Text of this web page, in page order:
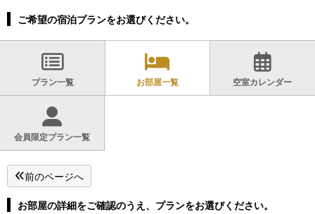
ご希望の宿泊プランをお選びください。
プラン一覧 お部屋一覧 空室カレンダー
会員限定プラン一覧
前のページへ
お部屋の詳細をご確認のうえ、プランをお選びください。